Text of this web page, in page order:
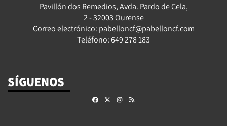
Pavillón dos Remedios, Avda. Pardo de Cela,
2 - 32003 Ourense
Correo electrónico: pabelloncf@pabelloncf.com
Teléfono: 649 278 183
SÍGUENOS
FacebookInstagram